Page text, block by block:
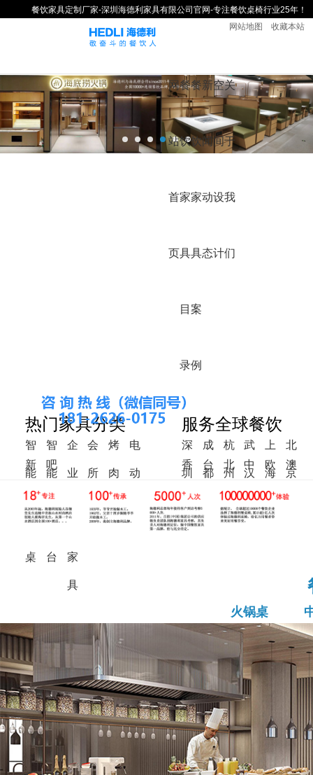
餐饮家具定制厂家-深圳海德利家具有限公司官网-专注餐饮桌椅行业25年！
收藏本站
网站地图
网
站
首
页
餐
饮
家
具
目
录
餐
饮
家
具
案
例
新
闻
动
态
空
间
设
计
关
于
我
们
热门家具分类
智
能
火
桌
智
能
调
台
企
业
家
具
会
所
家
烤
肉
桌
电
动
新
中
式
吧
椅
服务全球餐饮
深
圳
成
都
杭
州
武
汉
上
海
北
京
香
港
台 北
美
中
东
欧
洲
澳
洲
火锅桌